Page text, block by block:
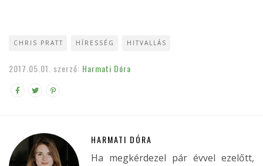
CHRIS PRATT HÍRESSÉG HITVALLÁS
2017.05.01. szerző: Harmati Dóra
HARMATI DÓRA
Ha megkérdezel pár évvel ezelőtt,